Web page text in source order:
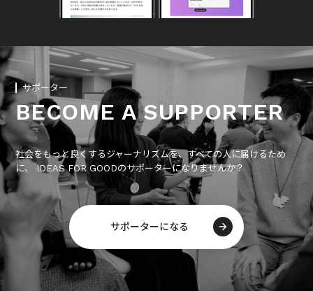
サポーター
BECOME A SUPPORTER
社会をもっと良くするジャーナリズムを、すべての人に届けるため
に、 IDEAS FOR GOODのサポーターになりませんか？
サポーターになる